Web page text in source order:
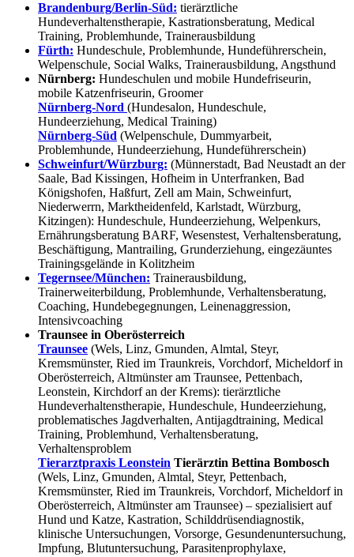
Brandenburg/Berlin-Süd: tierärztliche
Hundeverhaltenstherapie, Kastrationsberatung, Medical
Training, Problemhunde, Trainerausbildung
Fürth: Hundeschule, Problemhunde, Hundeführerschein,
Welpenschule, Social Walks, Trainerausbildung, Angsthund
Nürnberg: Hundeschulen und mobile Hundefriseurin,
mobile Katzenfriseurin, Groomer
Nürnberg-Nord (Hundesalon, Hundeschule,
Hundeerziehung, Medical Training)
Nürnberg-Süd (Welpenschule, Dummyarbeit,
Problemhunde, Hundeerziehung, Hundeführerschein)
Schweinfurt/Würzburg: (Münnerstadt, Bad Neustadt an der
Saale, Bad Kissingen, Hofheim in Unterfranken, Bad
Königshofen, Haßfurt, Zell am Main, Schweinfurt,
Niederwerrn, Marktheidenfeld, Karlstadt, Würzburg,
Kitzingen): Hundeschule, Hundeerziehung, Welpenkurs,
Ernährungsberatung BARF, Wesenstest, Verhaltensberatung,
Beschäftigung, Mantrailing, Grunderziehung, eingezäuntes
Trainingsgelände in Kolitzheim
Tegernsee/München: Trainerausbildung,
Trainerweiterbildung, Problemhunde, Verhaltensberatung,
Coaching, Hundebegegnungen, Leinenaggression,
Intensivcoaching
Traunsee in Oberösterreich
Traunsee (Wels, Linz, Gmunden, Almtal, Steyr,
Kremsmünster, Ried im Traunkreis, Vorchdorf, Micheldorf in
Oberösterreich, Altmünster am Traunsee, Pettenbach,
Leonstein, Kirchdorf an der Krems): tierärztliche
Hundeverhaltenstherapie, Hundeschule, Hundeerziehung,
problematisches Jagdverhalten, Antijagdtraining, Medical
Training, Problemhund, Verhaltensberatung,
Verhaltensproblem
Tierarztpraxis Leonstein Tierärztin Bettina Bombosch
(Wels, Linz, Gmunden, Almtal, Steyr, Pettenbach,
Kremsmünster, Ried im Traunkreis, Vorchdorf, Micheldorf in
Oberösterreich, Altmünster am Traunsee) – spezialisiert auf
Hund und Katze, Kastration, Schilddrüsendiagnostik,
klinische Untersuchungen, Vorsorge, Gesundenuntersuchung,
Impfung, Blutuntersuchung, Parasitenprophylaxe,